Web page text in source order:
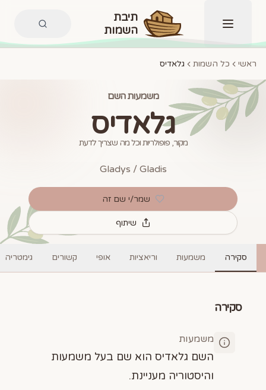
תפריט
תיבת
השמות
ראשי כל השמות גלאדיס
משמעות השם
גלאדיס
מקור, פופולריות וכל מה שצריך לדעת
Gladys / Gladis
שמר/י שם זה
שיתוף
סקירה משמעות וריאציות אופי קשורים גימטריה
סקירה
משמעות
השם גלאדיס הוא שם בעל משמעות
והיסטוריה מעניינת.